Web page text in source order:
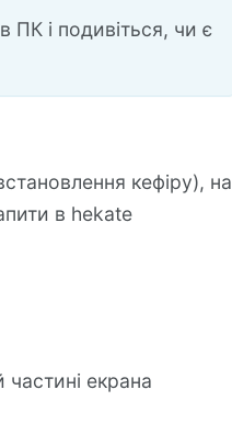
ПК і подивіться, чи є
кефіру), на
в hekate
частині екрана